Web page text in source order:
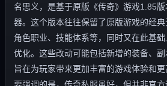
名思义，是基于原版《传奇》游戏1.85
器。这个版本往往保留了原版游戏的经典
角色职业、技能体系等，同时又在此基
优化。这些改动可能包括新增的装备、副
旨在为玩家带来更加丰富的游戏体验和